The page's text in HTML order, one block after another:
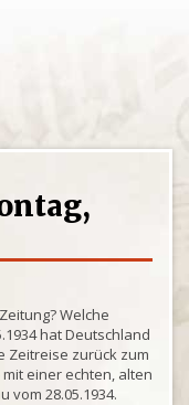
Welche
hat Deutschland
Zeitreise zurück zum
einer echten, alten
vom 28.05.1934.